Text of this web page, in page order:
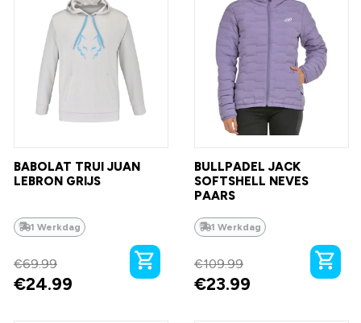
BABOLAT TRUI JUAN
LEBRON GRIJS
1 Werkdag
€69.99
€24.99
BULLPADEL JACK
SOFTSHELL NEVES
PAARS
1 Werkdag
€109.99
€23.99